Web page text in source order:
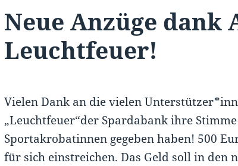
Neue Anzüge dank
Leuchtfeuer!
Vielen Dank an die vielen
„Leuchtfeuer“der Spardabank ihre
Sportakrobatinnen gegeben haben! 500
für sich einstreichen. Das Geld soll in den